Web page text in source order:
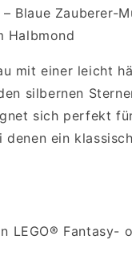
Blaue Zauberer-
Halbmond
mit einer leicht
silbernen
sich perfekt
denen ein
LEGO® Fantasy-